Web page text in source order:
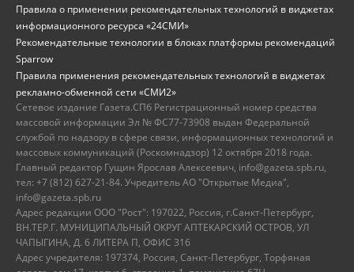
Правила о применении рекомендательных технологий в виджетах
информационного ресурса «24СМИ»
Рекомендательные технологии в блоках платформы рекомендаций
Sparrow
Правила применения рекомендательных технологий в виджетах
рекламно-обменной сети «СМИ2»
Сетевое издание Газета.СПб Регистрационный номер средства
массовой информации Эл № ФС77-73908 выдан Федеральной
службой по надзору в сфере связи, информационных технологий и
массовых коммуникаций (Роскомнадзор) 12 октября 2018 года.
Главный редактор Гущин Ярослав Алексеевич, info@gazeta.spb.ru,
тел: +7 (812) 627-21-84. Учредитель АО "Открытые Медиа",
info@gazeta.spb.ru
Адрес редакции ООО "Рост": 197022, Россия, г.Санкт-Петербург,
ВН.ТЕР.Г. МУНИЦИПАЛЬНЫЙ ОКРУГ АПТЕКАРСКИЙ ОСТРОВ, УЛ
ЧАПЫГИНА, Д. 6 ЛИТЕРА П, ОФИС 316
Адрес учредителя: 197374, Россия, Санкт-Петербург, Торфяная